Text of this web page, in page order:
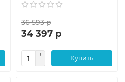
36 593 р
34 397 р
Купить